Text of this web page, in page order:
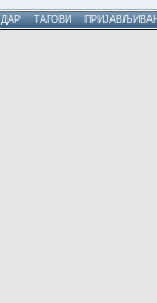
ТАГОВИ